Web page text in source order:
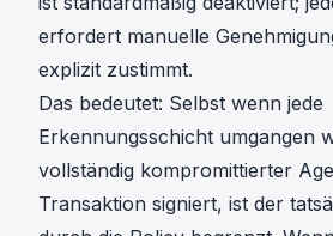
erfordert manuelle
explizit zustimmt.
Das bedeutet: Selbst wenn jede
Erkennungsschicht umgangen
vollständig kompromittierter
Transaktion signiert, ist der